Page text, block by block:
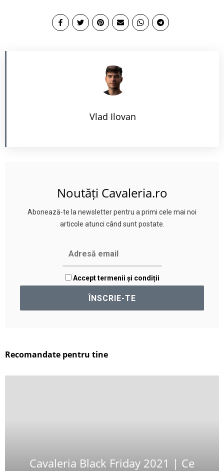
Vlad Ilovan
Noutăți Cavaleria.ro
Abonează-te la newsletter pentru a primi cele mai noi
articole atunci când sunt postate.
Accept termenii și condiții
Recomandate pentru tine
Cavaleria Black Friday 2021 | Ce